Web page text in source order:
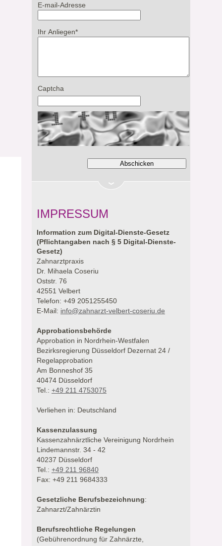
E-mail-Adresse
Ihr Anliegen*
Captcha
IMPRESSUM
Information zum Digital-Dienste-Gesetz
(Pflichtangaben nach § 5 Digital-Dienste-
Gesetz)
Zahnarztpraxis
Dr. Mihaela Coseriu
Oststr. 76
42551 Velbert
Telefon: +49 2051255450
E-Mail: info@zahnarzt-velbert-coseriu.de
Approbationsbehörde
Approbation in Nordrhein-Westfalen
Bezirksregierung Düsseldorf Dezernat 24 /
Regelapprobation
Am Bonneshof 35
40474 Düsseldorf
Tel.: +49 211 4753075
Verliehen in: Deutschland
Kassenzulassung
Kassenzahnärztliche Vereinigung Nordrhein
Lindemannstr. 34 - 42
40237 Düsseldorf
Tel.: +49 211 96840
Fax: +49 211 9684333
Gesetzliche Berufsbezeichnung:
Zahnarzt/Zahnärztin
Berufsrechtliche Regelungen
(Gebührenordnung für Zahnärzte,